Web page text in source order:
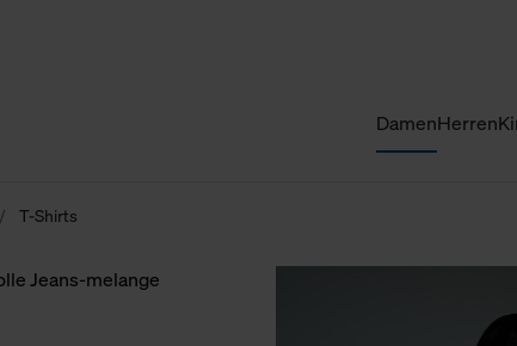
DamenHerren
T-Shirts